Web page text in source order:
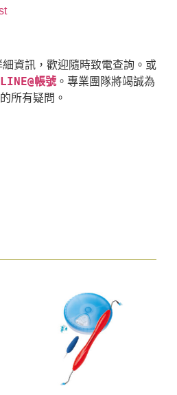
資訊，歡迎隨時致電查詢。或
帳號 。專業團隊將竭誠為